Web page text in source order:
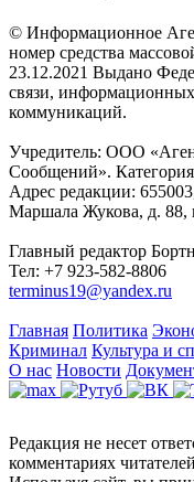
© Информационное
номер средства
23.12.2021 Выдано
связи,
коммуникаций.
Учредитель: ООО
Сообщений».
Адрес редакции:
Маршала Жукова, д. 88,
Главный редактор
Тел: +7 923-582-8806
terminus19@yandex.ru
Главная Политика
Криминал Культура и
О нас Новости
Редакция не несет
комментариях